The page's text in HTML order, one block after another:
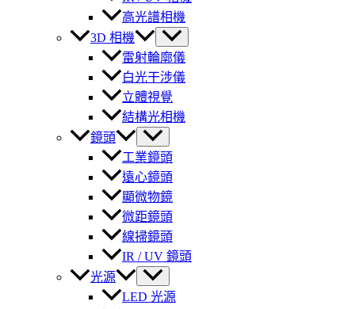
高光譜相機
3D 相機
雷射輪廓儀
白光干涉儀
立體視覺
結構光相機
鏡頭
工業鏡頭
遠心鏡頭
顯微物鏡
微距鏡頭
線掃鏡頭
IR / UV 鏡頭
光源
LED 光源